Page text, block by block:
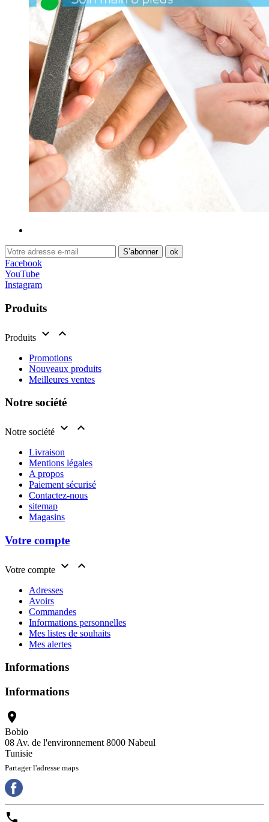
Facebook
YouTube
Instagram
Produits
Produits  
Promotions
Nouveaux produits
Meilleures ventes
Notre société
Notre société  
Livraison
Mentions légales
A propos
Paiement sécurisé
Contactez-nous
sitemap
Magasins
Votre compte
Votre compte  
Adresses
Avoirs
Commandes
Informations personnelles
Mes listes de souhaits
Mes alertes
Informations
Informations

Bobio
08 Av. de l'environnement 8000 Nabeul
Tunisie
Partager l'adresse maps
